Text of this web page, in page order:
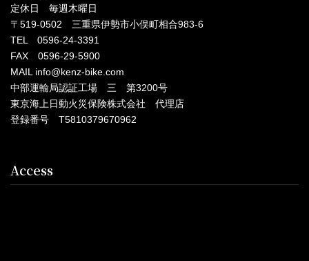
定休日 毎週木曜日
〒519-0502 三重県伊勢市小俣町相合983-6
TEL 0596-24-3391
FAX 0596-29-5900
MAIL info@kenz-bike.com
中部運輸局認証工場 三 第3200号
東京海上日動火災保険株式会社 代理店
登録番号 T5810379670962
Access